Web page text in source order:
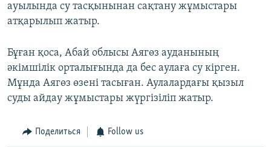
ауылында су тасқынынан сақтану жұмыстары
атқарылып жатыр.
Бұған қоса, Абай облысы Аягөз ауданының
әкімшілік орталығында да бес аулаға су кірген.
Мұнда Аягөз өзені тасыған. Аулалардағы қызыл
суды айдау жұмыстары жүргізіліп жатыр.
Поделиться Follow us